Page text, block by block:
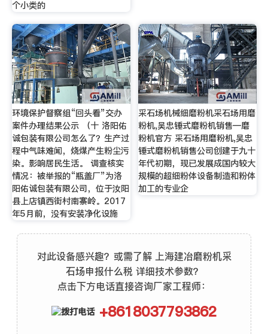
个小类的
环境保护督察组“回头看”交办
案件办理结果公示 （十 洛阳佑
诚包装有限公司怎么了？生产过
程中气味难闻，烧煤产生粉尘污
染。影响居民生活。 调查核实
情况：被举报的“瓶盖厂”为洛
阳佑诚包装有限公司，位于汝阳
县上店镇西街村南寨岭。2017
年5月前，没有安装净化设施
采石场机械细磨粉机采石场用磨
粉机,吴忠锤式磨粉机销售—磨
粉机官方 采石场用磨粉机,吴忠
锤式磨粉机销售公司创建于九十
年代初期，现已发展成国内较大
规模的超细粉体设备制造和粉体
加工的专业企
对此设备感兴趣？或需了解 上海建冶磨粉机采
石场申报什么税 详细技术参数？
点击下方电话直接咨询厂家工程师：
+8618037793862